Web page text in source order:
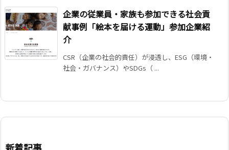
企業の従業員・家族も参加できる社会貢
献事例「絵本を届ける運動」参加企業紹
介
CSR（企業の社会的責任）が浸透し、ESG（環境・
社会・ガバナンス）やSDGs（ ...
新着記事